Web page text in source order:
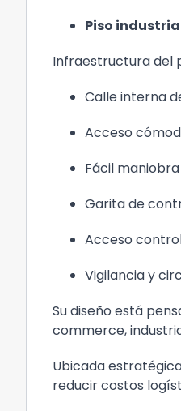
Piso
Infraestructura del
Calle interna
Acceso
Fácil
Garita de
Acceso
Vigilancia y
Su diseño está
commerce,
Ubicada
reducir costos